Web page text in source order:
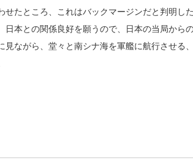
たところ、これはバックマージンだと判明した
本との関係良好を願うので、日本の当局から
ながら、堂々と南シナ海を軍艦に航行させる